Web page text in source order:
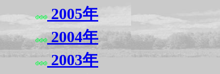
2005年
2004年
2003年